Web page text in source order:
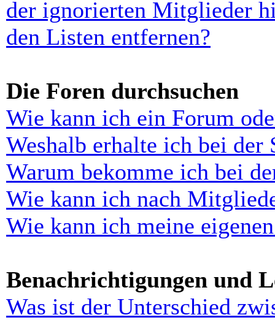
der ignorierten Mitglieder
den Listen entfernen?
Die Foren durchsuchen
Wie kann ich ein Forum
Weshalb erhalte ich bei der
Warum bekomme ich bei
Wie kann ich nach
Wie kann ich meine
Benachrichtigungen und
Was ist der Unterschied